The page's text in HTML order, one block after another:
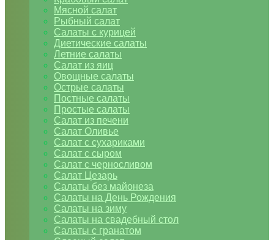
Мясной салат
Рыбный салат
Салаты с курицей
Диетические салаты
Летние салаты
Салат из яиц
Овощные салаты
Острые салаты
Постные салаты
Простые салаты
Салат из печени
Салат Оливье
Салат с сухариками
Салат с сыром
Салат с черносливом
Салат Цезарь
Салаты без майонеза
Салаты на День Рождения
Салаты на зиму
Салаты на свадебный стол
Салаты с гранатом